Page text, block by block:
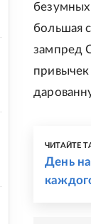
большая
зампред
ЧИТАЙТЕ
День